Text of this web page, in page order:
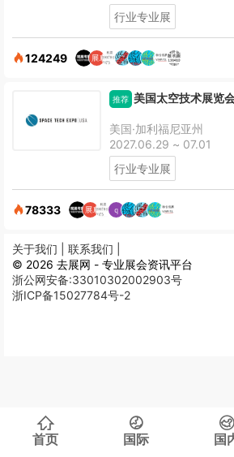
行业专业展
124249
推荐 美国太空技术展览
美国·加利福尼亚州
2027.06.29 ~ 07.01
行业专业展
78333
首页 国际 国
关于我们 | 联系我们 |
© 2026 去展网 - 专业展会资讯平台
浙公网安备:33010302002903号
浙ICP备15027784号-2